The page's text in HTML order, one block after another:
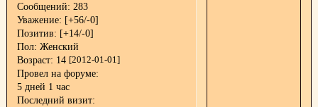
Сообщений: 283
Уважение: [+56/-0]
Позитив: [+14/-0]
Пол: Женский
Возраст: 14 [2012-01-01]
Провел на форуме:
5 дней 1 час
Последний визит: